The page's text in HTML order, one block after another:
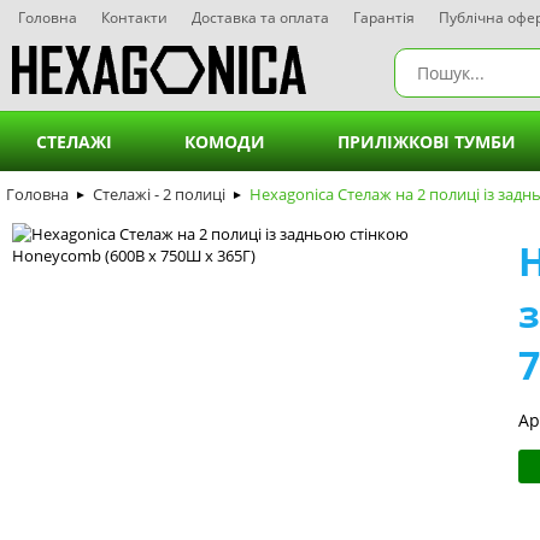
Головна Контакти Доставка та оплата Гарантія Публічна
СТЕЛАЖІ
Стелажі - 3 полиці
Стелажі - 4 полиці
КОМОДИ
Комоди на 2 шухляди
Комоди на 3 шухляди
ПРИЛІЖКОВІ ТУМБИ
Головна ► Стелажі - 2 полиці ► Hexagonica Стелаж на 2 полиці із